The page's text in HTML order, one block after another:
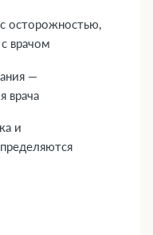
осторожностью,
врачом
—
врача
и